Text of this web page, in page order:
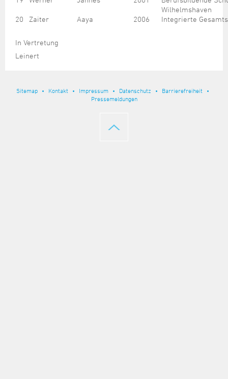
Wilhelmshaven
20
Zaiter Aaya 2006 Integrierte
In Vertretung
Leinert
Sitemap Kontakt Impressum Datenschutz
Barrierefreiheit
Pressemeldungen